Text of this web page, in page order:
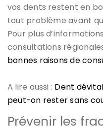
vos dents restent en
tout problème avant
Pour plus
consultations
bonnes raisons de
A lire aussi : Dent
peut-on rester sans
Prévenir les